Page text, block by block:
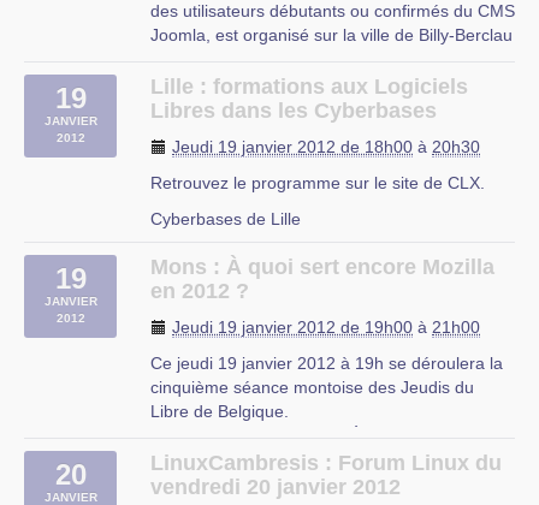
des utilisateurs débutants ou confirmés du CMS
Joomla, est organisé sur la ville de Billy-Berclau
à 20h.
Ce troisième opus arrive avec un peu de retard
mais les derniers mois ont été intenses :)
Centre F. Dolto
62138 BILLY-BERCLAU
19
JANVIER
2012
Lille : formations aux Logiciels
Libres dans les Cyberbases
Jeudi 19 janvier 2012 de 18h00 à 20h30
Retrouvez le programme sur le site de CLX.
Cyberbases de Lille
19
JANVIER
2012
Mons : À quoi sert encore Mozilla
en 2012 ?
Jeudi 19 janvier 2012 de 19h00 à 21h00
Ce jeudi 19 janvier 2012 à 19h se déroulera la
cinquième séance montoise des Jeudis du
Libre de Belgique.
Mozilla en 2012 ?
Thématique : Internet Public : tout public
20
JANVIER
LinuxCambresis : Forum Linux du
vendredi 20 janvier 2012